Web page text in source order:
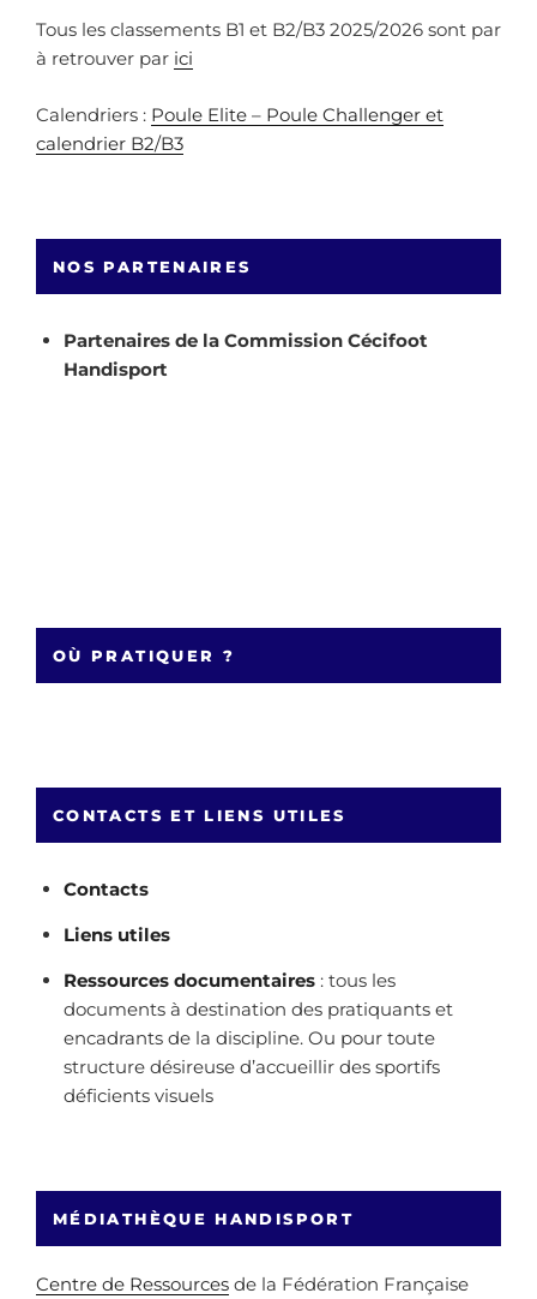
Tous les classements B1 et B2/B3 2025/2026 sont par
à retrouver par ici
Calendriers : Poule Elite – Poule Challenger et
calendrier B2/B3
NOS PARTENAIRES
Partenaires de la Commission Cécifoot
Handisport
OÙ PRATIQUER ?
CONTACTS ET LIENS UTILES
Contacts
Liens utiles
Ressources documentaires : tous les
documents à destination des pratiquants et
encadrants de la discipline. Ou pour toute
structure désireuse d’accueillir des sportifs
déficients visuels
MÉDIATHÈQUE HANDISPORT
Centre de Ressources de la Fédération Française